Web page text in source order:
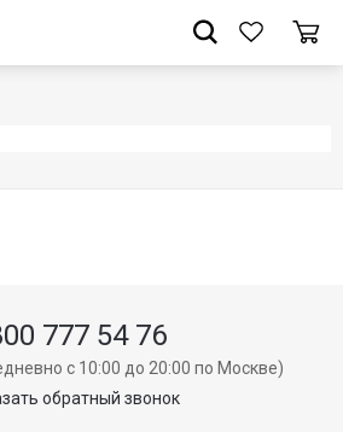
777 54 76
с 10:00 до 20:00 по Москве)
обратный звонок